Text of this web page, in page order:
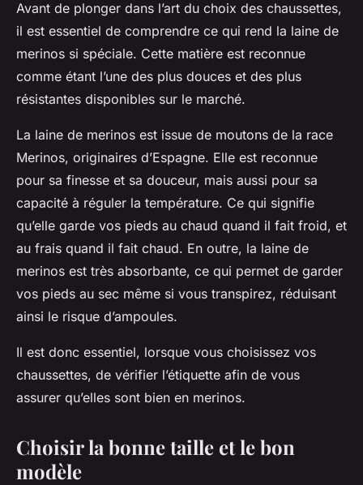
Avant de plonger dans l’art du choix des chaussettes,
il est essentiel de comprendre ce qui rend la laine de
merinos si spéciale. Cette matière est reconnue
comme étant l’une des plus douces et des plus
résistantes disponibles sur le marché.
La laine de merinos est issue de moutons de la race
Merinos, originaires d’Espagne. Elle est reconnue
pour sa finesse et sa douceur, mais aussi pour sa
capacité à réguler la température. Ce qui signifie
qu’elle garde vos pieds au chaud quand il fait froid, et
au frais quand il fait chaud. En outre, la laine de
merinos est très absorbante, ce qui permet de garder
vos pieds au sec même si vous transpirez, réduisant
ainsi le risque d’ampoules.
Il est donc essentiel, lorsque vous choisissez vos
chaussettes, de vérifier l’étiquette afin de vous
assurer qu’elles sont bien en merinos.
Choisir la bonne taille et le bon
modèle